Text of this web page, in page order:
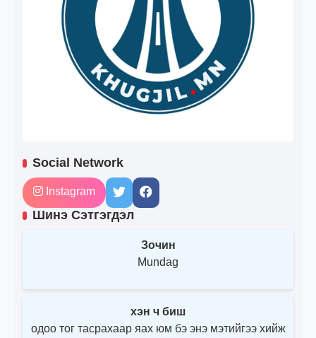
Social Network
Instagram
Шинэ Сэтгэгдэл
Зочин
Mundag
хэн ч биш
одоо тог тасрахаар яах юм бэ энэ мэтийгээ хийж